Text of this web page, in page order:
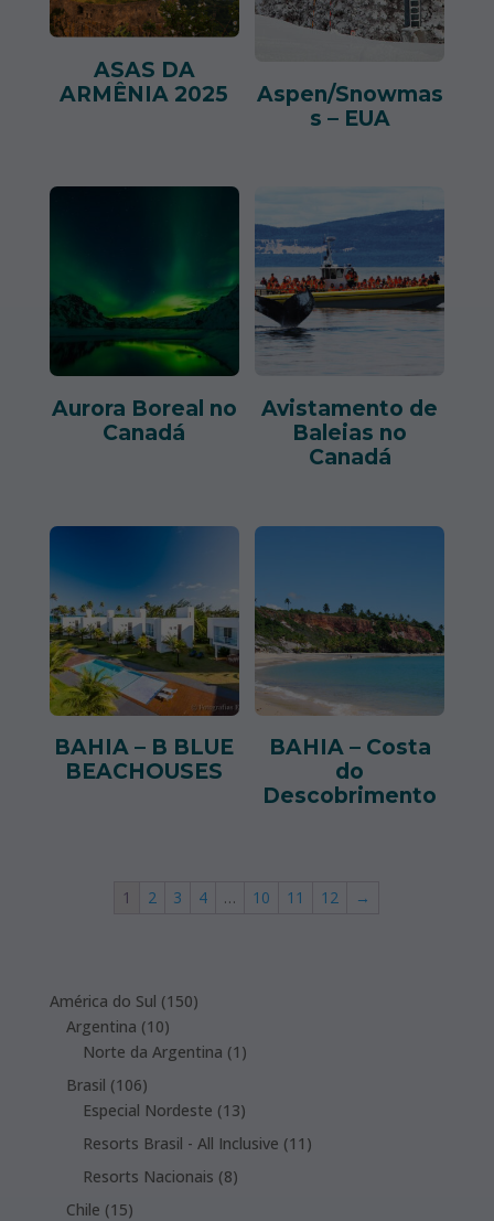
ASAS DA
ARMÊNIA 2025
Aspen/Snowmas
s – EUA
Aurora Boreal no
Canadá
Avistamento de
Baleias no
Canadá
BAHIA – B BLUE
BEACHOUSES
BAHIA – Costa
do
Descobrimento
1 2 3 4 … 10 11 12 →
América do Sul 150150
Argentina 1010
products
Norte da Argentina 1 1
Brasil 106106
products
Especial Nordeste 1313
products
Resorts Brasil - All Inclusive 11 11
Resorts Nacionais 88
Chile 1515